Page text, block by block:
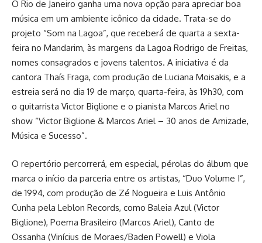
O Rio de Janeiro ganha uma nova opção para apreciar boa
música em um ambiente icônico da cidade. Trata-se do
projeto “Som na Lagoa”, que receberá de quarta a sexta-
feira no Mandarim, às margens da Lagoa Rodrigo de Freitas,
nomes consagrados e jovens talentos. A iniciativa é da
cantora Thaís Fraga, com produção de Luciana Moisakis, e a
estreia será no dia 19 de março, quarta-feira, às 19h30, com
o guitarrista Victor Biglione e o pianista Marcos Ariel no
show “Victor Biglione & Marcos Ariel – 30 anos de Amizade,
Música e Sucesso”.
O repertório percorrerá, em especial, pérolas do álbum que
marca o início da parceria entre os artistas, “Duo Volume I”,
de 1994, com produção de Zé Nogueira e Luis Antônio
Cunha pela Leblon Records, como Baleia Azul (Victor
Biglione), Poema Brasileiro (Marcos Ariel), Canto de
Ossanha (Vinícius de Moraes/Baden Powell) e Viola